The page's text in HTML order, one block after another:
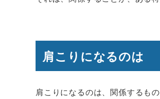
肩こりになるのは
肩こりになるのは、関係するも